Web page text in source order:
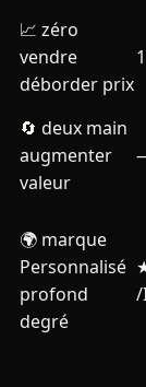
📈 zéro
vendre
déborder prix
🔄 deux main
augmenter
valeur
🌍 marque
Personnalisé
profond
degré
/